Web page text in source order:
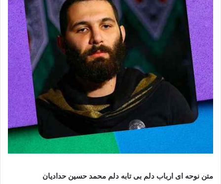
متن نوحه ای ارباب دلم بی تابه دلم محمد حسین حدادیان